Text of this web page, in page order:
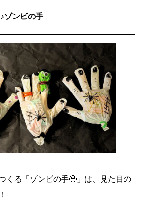
ゾンビの手
くる「ゾンビの手🧟」は、見た目の